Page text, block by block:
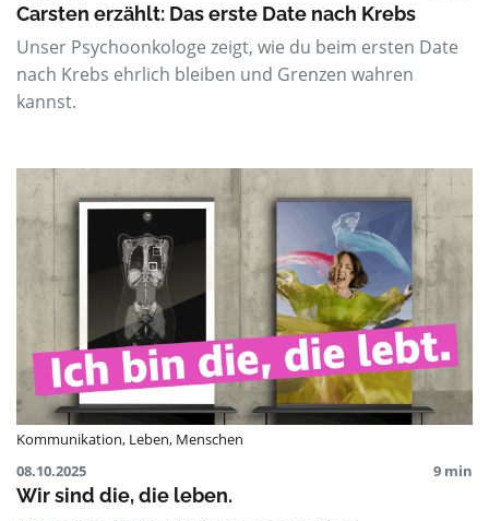
Carsten erzählt: Das erste Date nach Krebs
Unser Psychoonkologe zeigt, wie du beim ersten Date
nach Krebs ehrlich bleiben und Grenzen wahren
kannst.
Kommunikation, Leben, Menschen
08.10.2025
9 min
Wir sind die, die leben.